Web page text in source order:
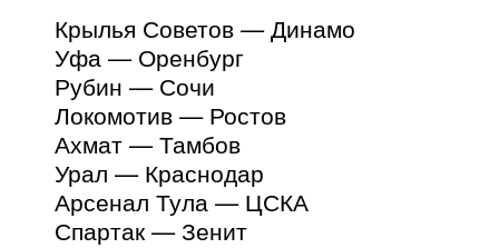
Крылья Советов — Динамо
Уфа — Оренбург
Рубин — Сочи
Локомотив — Ростов
Ахмат — Тамбов
Урал — Краснодар
Арсенал Тула — ЦСКА
Спартак — Зенит